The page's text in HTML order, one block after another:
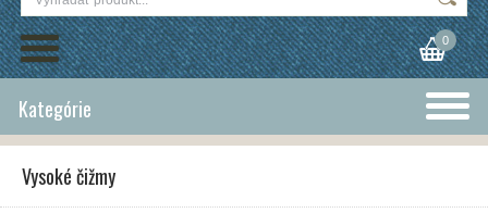
0
Kategórie
Vysoké čižmy